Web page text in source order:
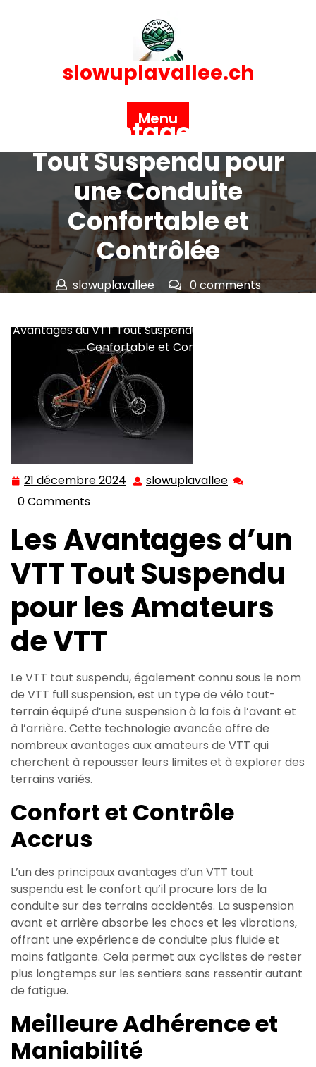
slowuplavallee.ch
Menu
Les Avantages du VTT
Tout Suspendu pour
une Conduite
Confortable et
Contrôlée
slowuplavallee
0 comments
Avantages du VTT Tout Suspendu pour une Conduite
Confortable et Contrôlée
21 décembre 2024 21 slowuplavallee slowuplavallee
0 Comments
Les Avantages d’un
VTT Tout Suspendu
pour les Amateurs
de VTT
Le VTT tout suspendu, également connu sous le nom
de VTT full suspension, est un type de vélo tout-
terrain équipé d’une suspension à la fois à l’avant et
à l’arrière. Cette technologie avancée offre de
nombreux avantages aux amateurs de VTT qui
cherchent à repousser leurs limites et à explorer des
terrains variés.
Confort et Contrôle
Accrus
L’un des principaux avantages d’un VTT tout
suspendu est le confort qu’il procure lors de la
conduite sur des terrains accidentés. La suspension
avant et arrière absorbe les chocs et les vibrations,
offrant une expérience de conduite plus fluide et
moins fatigante. Cela permet aux cyclistes de rester
plus longtemps sur les sentiers sans ressentir autant
de fatigue.
Meilleure Adhérence et
Maniabilité